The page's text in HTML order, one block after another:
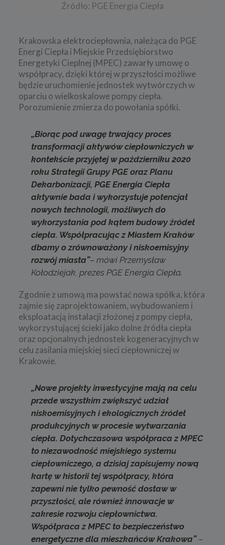
Źródło: PGE Energia Ciepła
Krakowska elektrociepłownia, należąca do PGE
Energi Ciepła i Miejskie Przedsiębiorstwo
Energetyki Cieplnej (MPEC) zawarły umowę o
współpracy, dzięki której w przyszłości możliwe
będzie uruchomienie jednostek wytwórczych w
oparciu o wielkoskalowe pompy ciepła.
Porozumienie zmierza do powołania spółki.
„Biorąc pod uwagę trwający proces
transformacji aktywów ciepłowniczych w
kontekście przyjętej w październiku 2020
roku Strategii Grupy PGE oraz Planu
Dekarbonizacji, PGE Energia Ciepła
aktywnie bada i wykorzystuje potencjał
nowych technologii, możliwych do
wykorzystania pod kątem budowy źródeł
ciepła. Współpracując z Miastem Kraków
dbamy o zrównoważony i niskoemisyjny
rozwój miasta”– mówi Przemysław
Kołodziejak, prezes PGE Energia Ciepła.
Zgodnie z umową ma powstać nowa spółka, która
zajmie się zaprojektowaniem, wybudowaniem i
eksploatacją instalacji złożonej z pompy ciepła,
wykorzystującej ścieki jako dolne źródła ciepła
oraz opcjonalnych jednostek kogeneracyjnych w
celu zasilania miejskiej sieci ciepłowniczej w
Krakowie.
„Nowe projekty inwestycyjne mają na celu
przede wszystkim zwiększyć udział
niskoemisyjnych i ekologicznych źródeł
produkcyjnych w procesie wytwarzania
ciepła. Dotychczasowa współpraca z MPEC
to niezawodność miejskiego systemu
ciepłowniczego, a dzisiaj zapisujemy nową
kartę w historii tej współpracy, która
zapewni nie tylko pewność dostaw w
przyszłości, ale również innowacje w
zakresie rozwoju ciepłownictwa.
Współpraca z MPEC to bezpieczeństwo
energetyczne dla mieszkańców Krakowa”–